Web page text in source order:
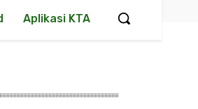
Aplikasi KTA